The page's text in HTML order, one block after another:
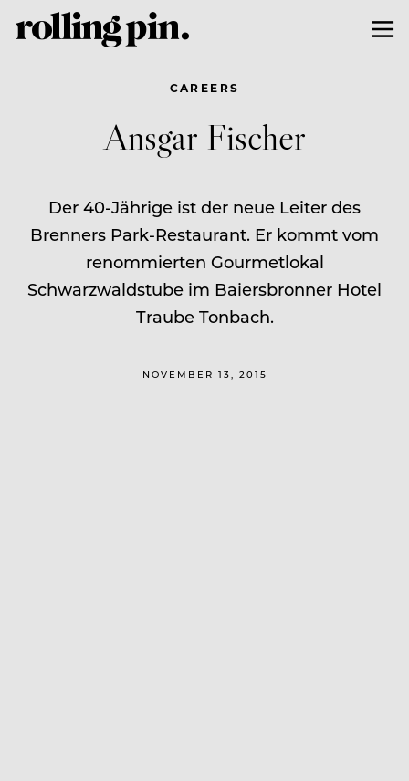
CAREERS
Ansgar Fischer
Der 40-Jährige ist der neue Leiter des
Brenners Park-Restaurant. Er kommt vom
renommierten Gourmetlokal
Schwarzwaldstube im Baiersbronner Hotel
Traube Tonbach.
NOVEMBER 13, 2015